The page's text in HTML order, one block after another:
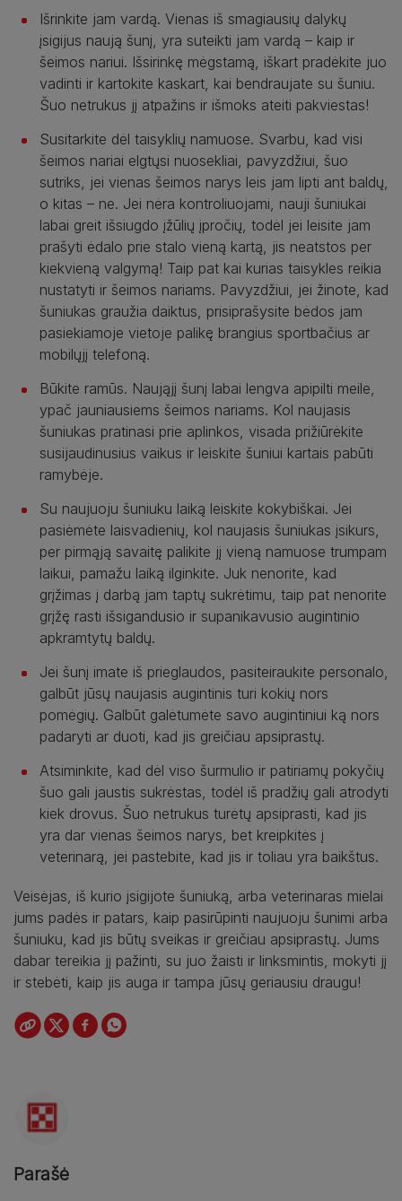
Išrinkite jam vardą. Vienas iš smagiausių dalykų
įsigijus naują šunį, yra suteikti jam vardą – kaip ir
šeimos nariui. Išsirinkę mėgstamą, iškart pradėkite juo
vadinti ir kartokite kaskart, kai bendraujate su šuniu.
Šuo netrukus jį atpažins ir išmoks ateiti pakviestas!
Susitarkite dėl taisyklių namuose. Svarbu, kad visi
šeimos nariai elgtųsi nuosekliai, pavyzdžiui, šuo
sutriks, jei vienas šeimos narys leis jam lipti ant baldų,
o kitas – ne. Jei nėra kontroliuojami, nauji šuniukai
labai greit išsiugdo įžūlių įpročių, todėl jei leisite jam
prašyti ėdalo prie stalo vieną kartą, jis neatstos per
kiekvieną valgymą! Taip pat kai kurias taisykles reikia
nustatyti ir šeimos nariams. Pavyzdžiui, jei žinote, kad
šuniukas graužia daiktus, prisiprašysite bėdos jam
pasiekiamoje vietoje palikę brangius sportbačius ar
mobilųjį telefoną.
Būkite ramūs. Naująjį šunį labai lengva apipilti meile,
ypač jauniausiems šeimos nariams. Kol naujasis
šuniukas pratinasi prie aplinkos, visada prižiūrėkite
susijaudinusius vaikus ir leiskite šuniui kartais pabūti
ramybėje.
Su naujuoju šuniuku laiką leiskite kokybiškai. Jei
pasiėmėte laisvadienių, kol naujasis šuniukas įsikurs,
per pirmąją savaitę palikite jį vieną namuose trumpam
laikui, pamažu laiką ilginkite. Juk nenorite, kad
grįžimas į darbą jam taptų sukrėtimu, taip pat nenorite
grįžę rasti išsigandusio ir supanikavusio augintinio
apkramtytų baldų.
Jei šunį imate iš prieglaudos, pasiteiraukite personalo,
galbūt jūsų naujasis augintinis turi kokių nors
pomėgių. Galbūt galėtumėte savo augintiniui ką nors
padaryti ar duoti, kad jis greičiau apsiprastų.
Atsiminkite, kad dėl viso šurmulio ir patiriamų pokyčių
šuo gali jaustis sukrėstas, todėl iš pradžių gali atrodyti
kiek drovus. Šuo netrukus turėtų apsiprasti, kad jis
yra dar vienas šeimos narys, bet kreipkitės į
veterinarą, jei pastebite, kad jis ir toliau yra baikštus.
Veisėjas, iš kurio įsigijote šuniuką, arba veterinaras mielai
jums padės ir patars, kaip pasirūpinti naujuoju šunimi arba
šuniuku, kad jis būtų sveikas ir greičiau apsiprastų. Jums
dabar tereikia jį pažinti, su juo žaisti ir linksmintis, mokyti jį
ir stebėti, kaip jis auga ir tampa jūsų geriausiu draugu!
Parašė